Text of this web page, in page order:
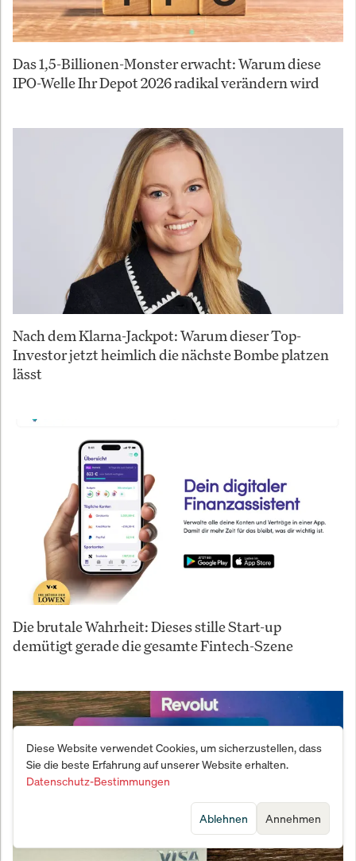
Das 1,5-Billionen-Monster erwacht: Warum diese
IPO-Welle Ihr Depot 2026 radikal verändern wird
Nach dem Klarna-Jackpot: Warum dieser Top-
Investor jetzt heimlich die nächste Bombe platzen
lässt
Die brutale Wahrheit: Dieses stille Start-up
demütigt gerade die gesamte Fintech-Szene
Diese Website verwendet Cookies, um sicherzustellen, dass
Sie die beste Erfahrung auf unserer Website erhalten.
Datenschutz-Bestimmungen
Annehmen
Ablehnen